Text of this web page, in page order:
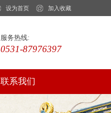
设为首页 加入收藏
服务热线:
0531-87976397
联系我们